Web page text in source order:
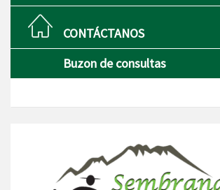
CONTÁCTANOS
Buzon de consultas